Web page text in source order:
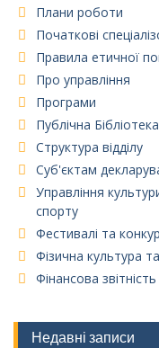
Плани роботи
Початкові
Правила етичної
Про управління
Програми
Публічна Бібліотека
Структура відділу
Суб'єктам
Управління
спорту
Фестивалі та
Фізична культура
Фінансова звітність
Недавні записи